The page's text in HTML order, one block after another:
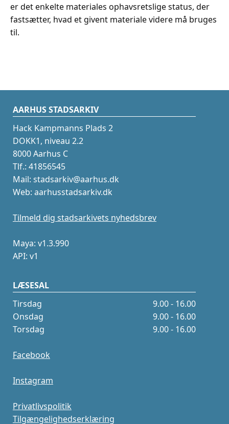
er det enkelte materiales ophavsretslige status, der
fastsætter, hvad et givent materiale videre må bruges
til.
AARHUS STADSARKIV
Hack Kampmanns Plads 2
DOKK1, niveau 2.2
8000 Aarhus C
Tlf.: 41856545
Mail: stadsarkiv@aarhus.dk
Web: aarhusstadsarkiv.dk
Tilmeld dig stadsarkivets nyhedsbrev
Maya: v1.3.990
API: v1
LÆSESAL
Tirsdag
9.00 - 16.00
Onsdag
9.00 - 16.00
Torsdag
9.00 - 16.00
Facebook
Instagram
Privatlivspolitik
Tilgængelighedserklæring